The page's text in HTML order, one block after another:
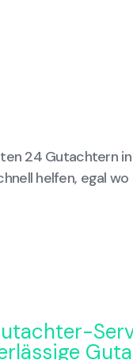
24 Gutachtern
helfen, egal wo